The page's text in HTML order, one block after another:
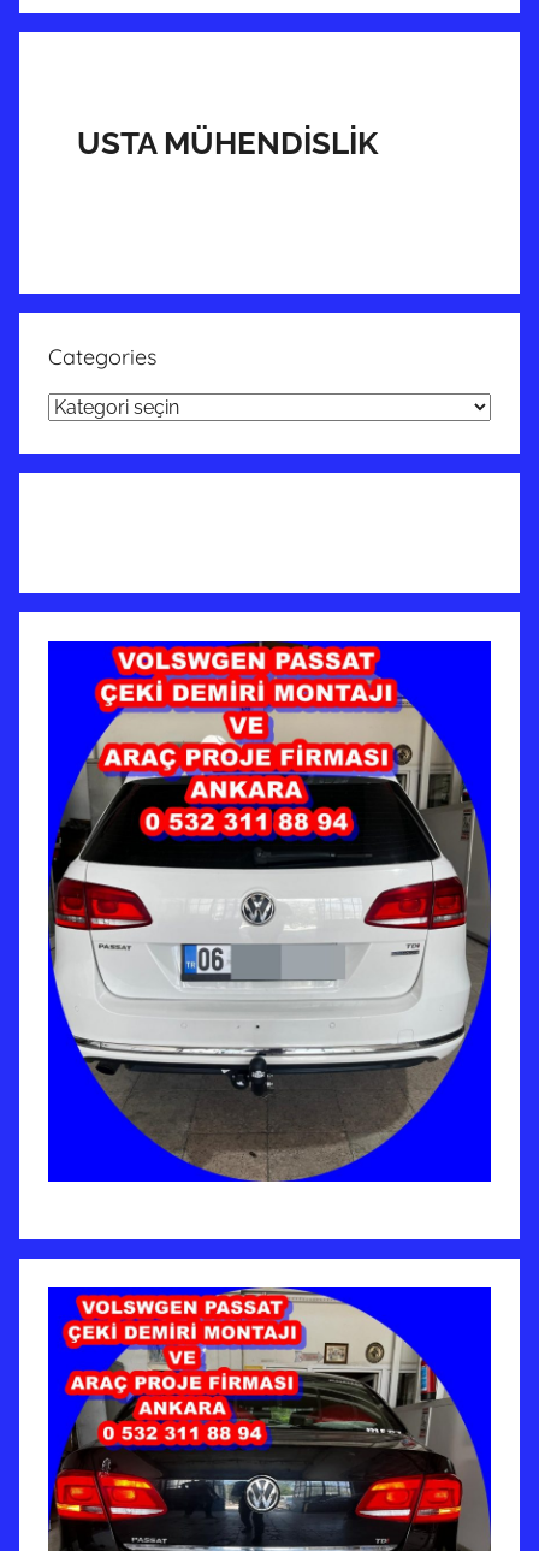
USTA MÜHENDİSLİK
Categories
Categories